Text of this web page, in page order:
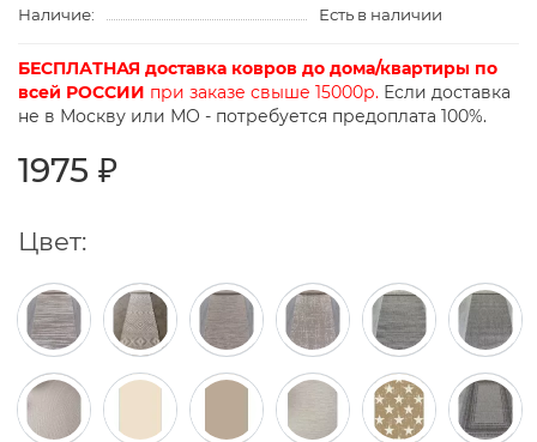
Наличие:
Есть в наличии
БЕСПЛАТНАЯ доставка ковров до дома/квартиры по
всей РОССИИ при заказе свыше 15000р. Если доставка
не в Москву или МО - потребуется предоплата 100%.
1975 ₽
Цвет: